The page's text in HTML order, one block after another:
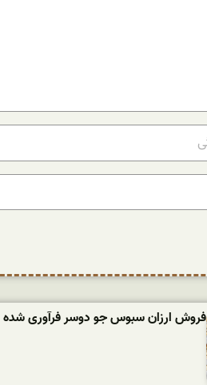
فروش ارزان سبوس جو دوسر فرآوری شده